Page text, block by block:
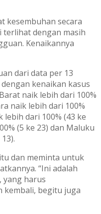
kesembuhan secara
terlihat dengan masih
Kenaikannya
dari data per 13
kenaikan kasus
naik lebih dari 100%
naik lebih dari 100%
lebih dari 100% (43 ke
(5 ke 23) dan Maluku
dan meminta untuk
“Ini adalah
yang harus
kembali, begitu juga